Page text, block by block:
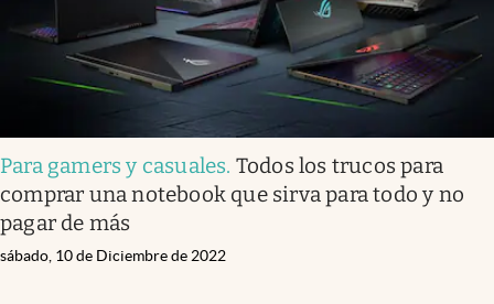
Para gamers y casuales. Todos los trucos para
comprar una notebook que sirva para todo y no
pagar de más
sábado, 10 de Diciembre de 2022